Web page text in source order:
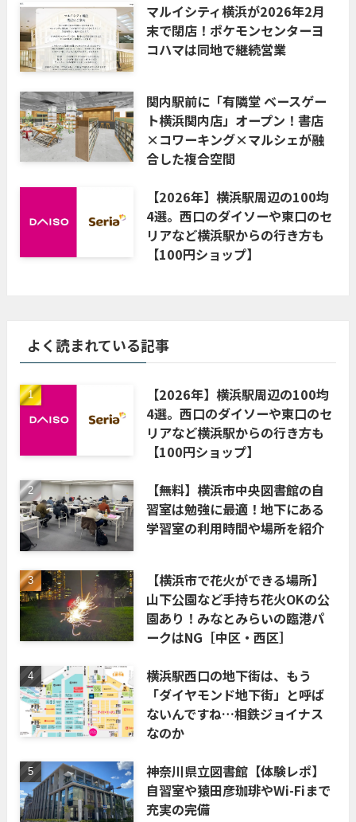
マルイシティ横浜が2026年2月
末で閉店！ポケモンセンターヨ
コハマは同地で継続営業
関内駅前に「有隣堂 ベースゲー
ト横浜関内店」オープン！書店
×コワーキング×マルシェが融
合した複合空間
【2026年】横浜駅周辺の100均
4選。西口のダイソーや東口のセ
リアなど横浜駅からの行き方も
【100円ショップ】
よく読まれている記事
【2026年】横浜駅周辺の100均
4選。西口のダイソーや東口のセ
リアなど横浜駅からの行き方も
【100円ショップ】
【無料】横浜市中央図書館の自
習室は勉強に最適！地下にある
学習室の利用時間や場所を紹介
【横浜市で花火ができる場所】
山下公園など手持ち花火OKの公
園あり！みなとみらいの臨港パ
ークはNG［中区・西区］
横浜駅西口の地下街は、もう
「ダイヤモンド地下街」と呼ば
ないんですね…相鉄ジョイナス
なのか
神奈川県立図書館【体験レポ】
自習室や猿田彦珈琲やWi-Fiまで
充実の完備